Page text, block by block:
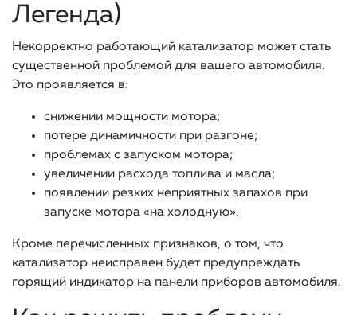
Легенда)
Некорректно работающий катализатор может стать
существенной проблемой для вашего автомобиля.
Это проявляется в:
снижении мощности мотора;
потере динамичности при разгоне;
проблемах с запуском мотора;
увеличении расхода топлива и масла;
появлении резких неприятных запахов при
запуске мотора «на холодную».
Кроме перечисленных признаков, о том, что
катализатор неисправен будет предупреждать
горящий индикатор на панели приборов автомобиля.